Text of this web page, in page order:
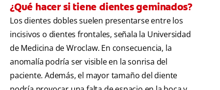
¿Qué hacer si tiene dientes geminados?
Los dientes dobles suelen presentarse entre los
incisivos o dientes frontales, señala la Universidad
de Medicina de Wroclaw. En consecuencia, la
anomalía podría ser visible en la sonrisa del
paciente. Además, el mayor tamaño del diente